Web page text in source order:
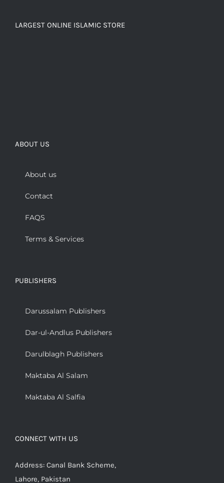
LARGEST ONLINE ISLAMIC STORE
ABOUT US
About us
Contact
FAQS
Terms & Services
PUBLISHERS
Darussalam Publishers
Dar-ul-Andlus Publishers
Darulblagh Publishers
Maktaba Al Salam
Maktaba Al Salfia
CONNECT WITH US
Address: Canal Bank Scheme,
Lahore, Pakistan